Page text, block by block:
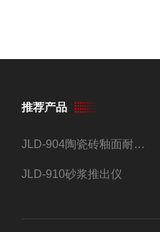
推荐产品
JLD-904陶瓷砖釉面耐磨试验仪
JLD-910砂浆推出仪